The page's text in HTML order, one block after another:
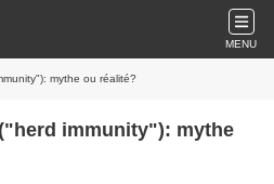
MENU
mythe ou réalité?
immunity"): mythe